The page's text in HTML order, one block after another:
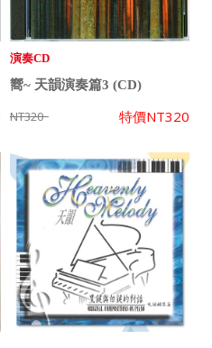
演奏CD
嚮~ 天韻演奏篇3 (CD)
NT320 特價NT320